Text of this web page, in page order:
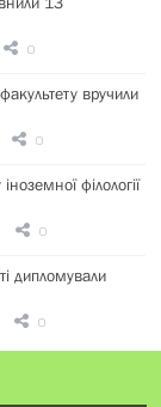
0
вручили
0
філології
0
дипломували
0